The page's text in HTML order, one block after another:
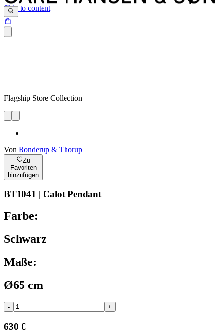
Skip to content
Flagship Store Collection
Von Bonderup & Thorup
Zu
Favoriten
hinzufügen
BT1041 | Calot Pendant
Farbe:
Schwarz
Maße:
Ø65 cm
- +
630 €